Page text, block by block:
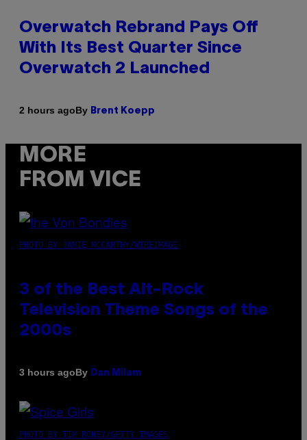
Overwatch Rebrand Pays Off
With Its Best Quarter Since
Overwatch 2 Launched
2 hours agoBy Brent Koepp
MORE
FROM VICE
PHOTO BY JAMIE MCCARTHY/WIREIMAGE
3 of the Best Alt-Rock
Television Theme Songs of the
2000s
3 hours agoBy Dan Milam
PHOTO BY TIM RONEY/GETTY IMAGES